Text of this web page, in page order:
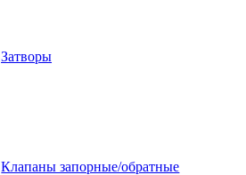
Затворы
Клапаны запорные/обратные